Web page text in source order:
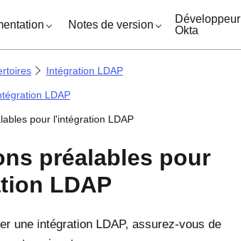
Notes de version
Développeur
Okta
Intégration LDAP
LDAP
pour l'intégration LDAP
préalables pour
LDAP
une intégration LDAP, assurez-vous de